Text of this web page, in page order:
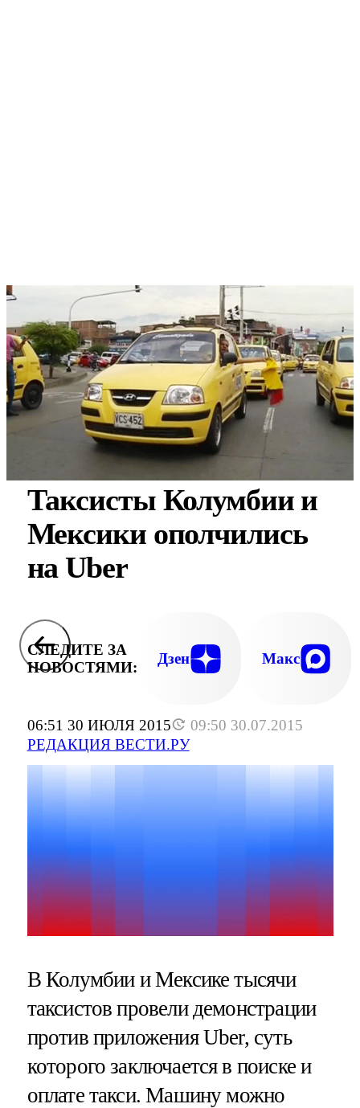
06:51 30 ИЮЛЯ 2015
09:50 30.07.2015
РЕДАКЦИЯ ВЕСТИ.РУ
Таксисты Колумбии и
Мексики ополчились
на Uber
СЛЕДИТЕ ЗА
НОВОСТЯМИ:
Дзен Макс
В Колумбии и Мексике тысячи
таксистов провели демонстрации
против приложения Uber, суть
которого заключается в поиске и
оплате такси. Машину можно